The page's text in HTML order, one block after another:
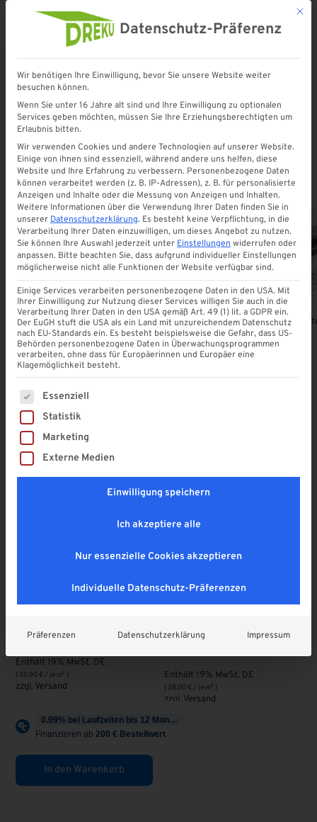
Eindeckung aus Metall
ALLE
Alle Produkte ansehen VSG Glas
Unsere Produkt-Highlights
Entdecken Sie die neuesten Lösungen für Ihr Zuhause
– modern, funktional und individuell konfigurierbar.
28,00€
Enthält 19% MwSt. DE
( 30,90 € / je m² )
zzgl. Versand
In den Warenkorb
Ausverkauft
Enthält 19% MwSt. DE
( 28,00 € / je m² )
zzgl. Versand
Mit
Datenschutz-Präferenz
Wir benötigen Ihre Einwilligung, bevor Sie unsere Website weiter
besuchen können.
Wenn Sie unter 16 Jahre alt sind und Ihre Einwilligung zu optionalen
Services geben möchten, müssen Sie Ihre Erziehungsberechtigten um
Erlaubnis bitten.
Wir verwenden Cookies und andere Technologien auf unserer Website.
Einige von ihnen sind essenziell, während andere uns helfen, diese
Website und Ihre Erfahrung zu verbessern. Personenbezogene Daten
können verarbeitet werden (z. B. IP-Adressen), z. B. für personalisierte
Anzeigen und Inhalte oder die Messung von Anzeigen und Inhalten.
Weitere Informationen über die Verwendung Ihrer Daten finden Sie in
unserer Datenschutzerklärung. Es besteht keine Verpflichtung, in die
Verarbeitung Ihrer Daten einzuwilligen, um dieses Angebot zu nutzen.
Sie können Ihre Auswahl jederzeit unter Einstellungen widerrufen oder
anpassen. Bitte beachten Sie, dass aufgrund individueller Einstellungen
möglicherweise nicht alle Funktionen der Website verfügbar sind.
Einige Services verarbeiten personenbezogene Daten in den USA. Mit
Ihrer Einwilligung zur Nutzung dieser Services willigen Sie auch in die
Verarbeitung Ihrer Daten in den USA gemäß Art. 49 (1) lit. a GDPR ein.
Der EuGH stuft die USA als ein Land mit unzureichendem Datenschutz
nach EU-Standards ein. Es besteht beispielsweise die Gefahr, dass US-
Behörden personenbezogene Daten in Überwachungsprogrammen
verarbeiten, ohne dass für Europäerinnen und Europäer eine
Klagemöglichkeit besteht.
Es folgt eine Liste der Service-Gruppen, für die eine
Essenziell
Statistik
Marketing
Externe Medien
Einwilligung speichern
Ich akzeptiere alle
Nur essenzielle Cookies akzeptieren
Individuelle Datenschutz-Präferenzen
Präferenzen Datenschutzerklärung Impressum